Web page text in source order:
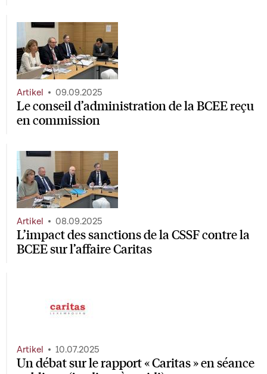
Le conseil d’administration de la BCEE reçu
en commission
Artikel 09.09.2025
L’impact des sanctions de la CSSF contre la
BCEE sur l’affaire Caritas
Artikel 08.09.2025
Un débat sur le rapport « Caritas » en séance
Artikel 10.07.2025